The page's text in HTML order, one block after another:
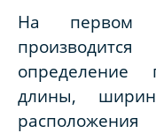
На первом
определение
длины,